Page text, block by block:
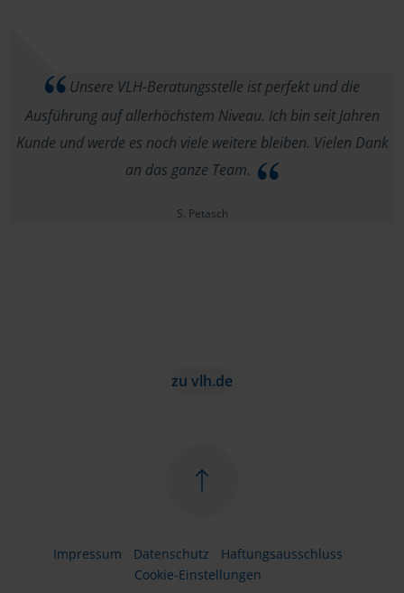
Unsere VLH-Beratungsstelle ist perfekt und die
Ausführung auf allerhöchstem Niveau. Ich bin seit Jahren
Kunde und werde es noch viele weitere bleiben. Vielen Dank
an das ganze Team.
S. Petasch
zu vlh.de
Impressum Datenschutz
Haftungsausschluss
Cookie-Einstellungen